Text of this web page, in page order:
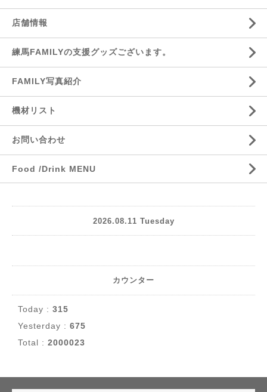
店舗情報
練馬FAMILYの支援グッズございます。
FAMILY写真紹介
機材リスト
お問い合わせ
Food /Drink MENU
2026.08.11 Tuesday
カウンター
Today : 315
Yesterday : 675
Total : 2000023